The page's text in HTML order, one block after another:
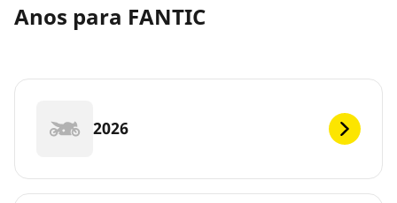
Anos para FANTIC
2026